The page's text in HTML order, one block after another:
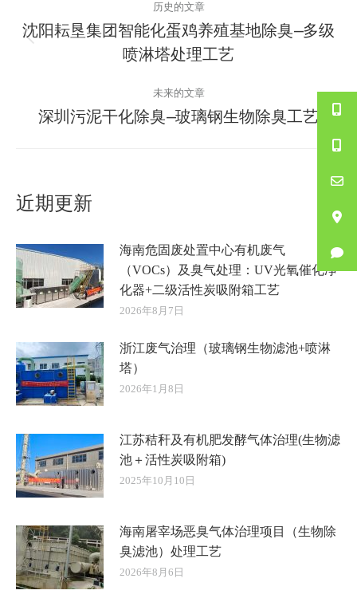
章
航
历史的文章
历
史
文
章：
沈阳耘垦集团智能化蛋鸡养殖基地除臭—多级
喷淋塔处理工艺
未来的文章
未
深圳污泥干化除臭—玻璃钢生物除臭工艺
近期更新
海南危固废处置中心有机废气
（VOCs）及臭气处理：UV光氧催化净
化器+二级活性炭吸附箱工艺
2026年8月7日
浙江废气治理（玻璃钢生物滤池+喷淋
塔）
2026年1月8日
江苏秸秆及有机肥发酵气体治理(生物滤
池＋活性炭吸附箱)
2025年10月10日
海南屠宰场恶臭气体治理项目（生物除
臭滤池）处理工艺
2026年8月6日